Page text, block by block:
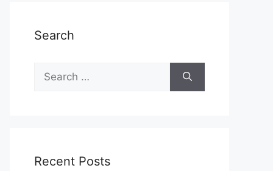
Search
Recent Posts